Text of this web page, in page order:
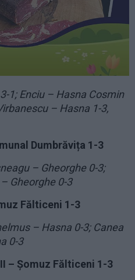
1; Enciu – Hasna Cosmin
– Hasna 1-3,
Dumbrăvița 1-3
– Gheorghe 0-3;
Gheorghe 0-3
Fălticeni 1-3
– Hasna 0-3; Canea
0-3
– Șomuz Fălticeni 1-3